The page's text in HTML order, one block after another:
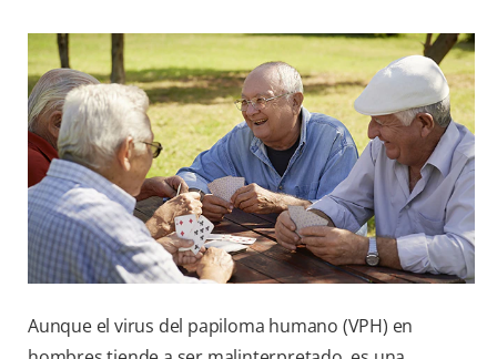
CORRESPONDENCIA DE PRODUCTOS
PROMOCIONES
PA (ES)
SUSCRÍBASE
Aunque el virus del papiloma humano (VPH) en